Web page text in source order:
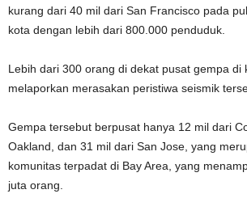
kurang dari 40 mil dari San Francisco pada
kota dengan lebih dari 800.000 penduduk.
Lebih dari 300 orang di dekat pusat gempa di
melaporkan merasakan peristiwa seismik
Gempa tersebut berpusat hanya 12 mil dari
Oakland, dan 31 mil dari San Jose, yang
komunitas terpadat di Bay Area, yang
juta orang.